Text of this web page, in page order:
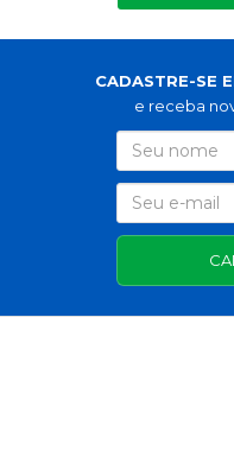
CADASTRE-SE
e receba